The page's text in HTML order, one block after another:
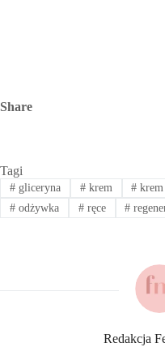
Share
Tagi
#gliceryna #krem #
#odżywka #ręce #
Redakcja